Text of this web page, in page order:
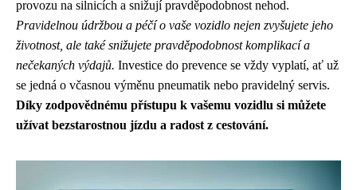
provozu na silnicích a snižují pravděpodobnost nehod.
Pravidelnou údržbou a péčí o vaše vozidlo nejen zvyšujete jeho
životnost, ale také snižujete pravděpodobnost komplikací a
nečekaných výdajů. Investice do prevence se vždy vyplatí, ať už
se jedná o včasnou výměnu pneumatik nebo pravidelný servis.
Díky zodpovědnému přístupu k vašemu vozidlu si můžete
užívat bezstarostnou jízdu a radost z cestování.